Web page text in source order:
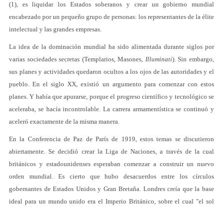
(1), es liquidar los Estados soberanos y crear un gobierno mundial
encabezado por un pequeño grupo de personas: los representantes de la élite
intelectual y las grandes empresas.
La idea de la dominación mundial ha sido alimentada durante siglos por
varias sociedades secretas (Templarios, Masones, Illuminati). Sin embargo,
sus planes y actividades quedaron ocultos a los ojos de las autoridades y el
pueblo. En el siglo XX, existió un argumento para comenzar con estos
planes. Y había que apurarse, porque el progreso científico y tecnológico se
aceleraba, se hacía incontrolable. La carrera armamentística se continuó y
aceleró exactamente de la misma manera.
En la Conferencia de Paz de París de 1919, estos temas se discutieron
abiertamente. Se decidió crear la Liga de Naciones, a través de la cual
británicos y estadounidenses esperaban comenzar a construir un nuevo
orden mundial. Es cierto que hubo desacuerdos entre los círculos
gobernantes de Estados Unidos y Gran Bretaña. Londres creía que la base
ideal para un mundo unido era el Imperio Británico, sobre el cual "el sol